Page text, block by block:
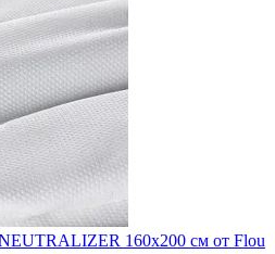
160x200 см от Flou